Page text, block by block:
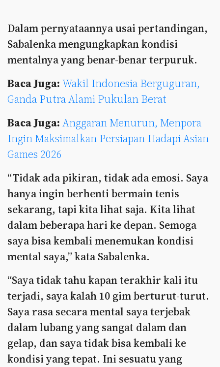
Dalam pernyataannya usai pertandingan,
Sabalenka mengungkapkan kondisi
mentalnya yang benar-benar terpuruk.
Baca Juga: Wakil Indonesia Berguguran,
Ganda Putra Alami Pukulan Berat
Baca Juga: Anggaran Menurun, Menpora
Ingin Maksimalkan Persiapan Hadapi Asian
Games 2026
“Tidak ada pikiran, tidak ada emosi. Saya
hanya ingin berhenti bermain tenis
sekarang, tapi kita lihat saja. Kita lihat
dalam beberapa hari ke depan. Semoga
saya bisa kembali menemukan kondisi
mental saya,” kata Sabalenka.
“Saya tidak tahu kapan terakhir kali itu
terjadi, saya kalah 10 gim berturut-turut.
Saya rasa secara mental saya terjebak
dalam lubang yang sangat dalam dan
gelap, dan saya tidak bisa kembali ke
kondisi yang tepat. Ini sesuatu yang